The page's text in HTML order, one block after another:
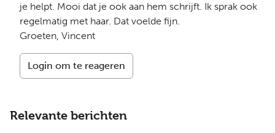
je helpt. Mooi dat je ook aan hem schrijft. Ik sprak ook
regelmatig met haar. Dat voelde fijn.
Groeten, Vincent
Login om te reageren
Relevante berichten